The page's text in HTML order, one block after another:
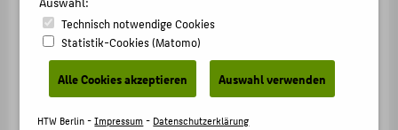
März, Benjamin;Ackerhans, Nick
Science 41, 4. (2025), S. 68-75.
Artikel › Journalartikel › 2025
Eine Lernfabrik im Wandel
Ackerhans, Nick;März, Benjamin
KARRIERE
INTERNATIONAL
INFORMATIONEN FÜR
Technisch notwendige Cookies
Statistik-Cookies (Matomo)
Alle Cookies akzeptieren Auswahl verwenden
HTW Berlin -Impressum- Datenschutzerklärung